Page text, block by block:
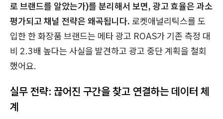
로 브랜드를 알았는가)를 분리해서 보면, 광고 효율은 과소
평가되고 채널 전략은 왜곡됩니다. 로켓애널리틱스를 도
입한 한 화장품 브랜드는 메타 광고 ROAS가 기존 측정 대
비 2.3배 높다는 사실을 발견하고 광고 중단 계획을 철회
했어요.
실무 전략: 끊어진 구간을 찾고 연결하는 데이터 체
계